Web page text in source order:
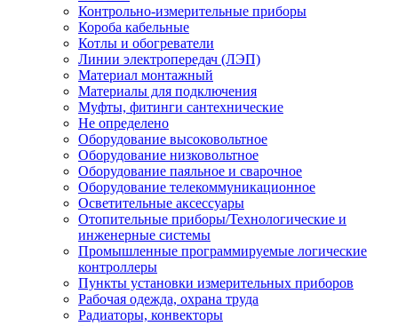
Контрольно-измерительные приборы
Короба кабельные
Котлы и обогреватели
Линии электропередач (ЛЭП)
Материал монтажный
Материалы для подключения
Муфты, фитинги сантехнические
Не определено
Оборудование высоковольтное
Оборудование низковольтное
Оборудование паяльное и сварочное
Оборудование телекоммуникационное
Осветительные аксессуары
Отопительные приборы/Технологические и
инженерные системы
Промышленные программируемые логические
контроллеры
Пункты установки измерительных приборов
Рабочая одежда, охрана труда
Радиаторы, конвекторы